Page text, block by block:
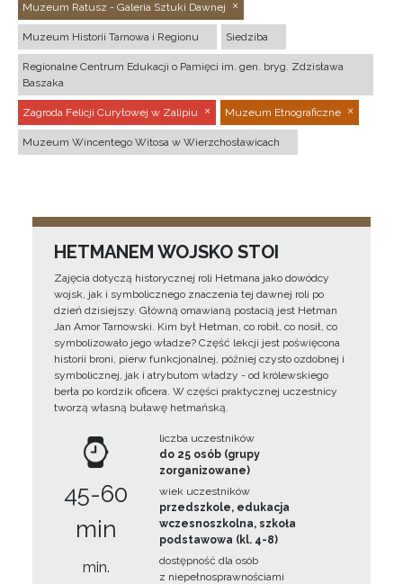
Muzeum Ratusz - Galeria Sztuki Dawnej
Muzeum Historii Tarnowa i Regionu Siedziba
Regionalne Centrum Edukacji o Pamięci im. gen. bryg. Zdzisława
Baszaka
Zagroda Felicji Curyłowej w Zalipiu Muzeum Etnograficzne
Muzeum Wincentego Witosa w Wierzchosławicach
HETMANEM WOJSKO STOI
Zajęcia dotyczą historycznej roli Hetmana jako dowódcy
wojsk, jak i symbolicznego znaczenia tej dawnej roli po
dzień dzisiejszy. Główną omawianą postacią jest Hetman
Jan Amor Tarnowski. Kim był Hetman, co robił, co nosił, co
symbolizowało jego władze? Część lekcji jest poświęcona
historii broni, pierw funkcjonalnej, później czysto ozdobnej i
symbolicznej, jak i atrybutom władzy - od królewskiego
berła po kordzik oficera. W części praktycznej uczestnicy
tworzą własną buławę hetmańską.
45-60
min
min.
liczba uczestników
do 25 osób (grupy
zorganizowane)
wiek uczestników
przedszkole, edukacja
wczesnoszkolna, szkoła
podstawowa (kl. 4-8)
dostępność dla osób
z niepełnosprawnościami